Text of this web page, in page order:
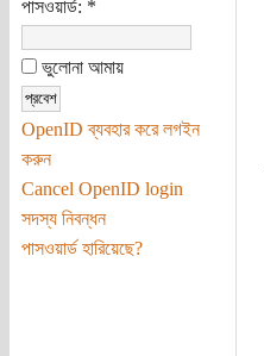
পাসওয়ার্ড: *
ভুলোনা আমায়
OpenID ব্যবহার করে লগইন
করুন
Cancel OpenID login
সদস্য নিবন্ধন
পাসওয়ার্ড হারিয়েছে?